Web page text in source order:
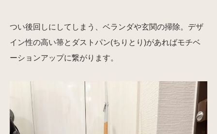
つい後回しにしてしまう、ベランダや玄関の掃除。デザ
イン性の高い箒とダストパン(ちりとり)があればモチベ
ーションアップに繋がります。